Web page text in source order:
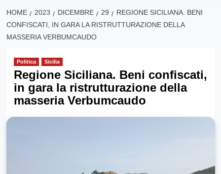
HOME 2023 DICEMBRE 29
REGIONE SICILIANA. BENI
CONFISCATI, IN GARA LA RISTRUTTURAZIONE DELLA
MASSERIA VERBUMCAUDO
Politica Sicilia
Regione Siciliana. Beni confiscati,
in gara la ristrutturazione della
masseria Verbumcaudo